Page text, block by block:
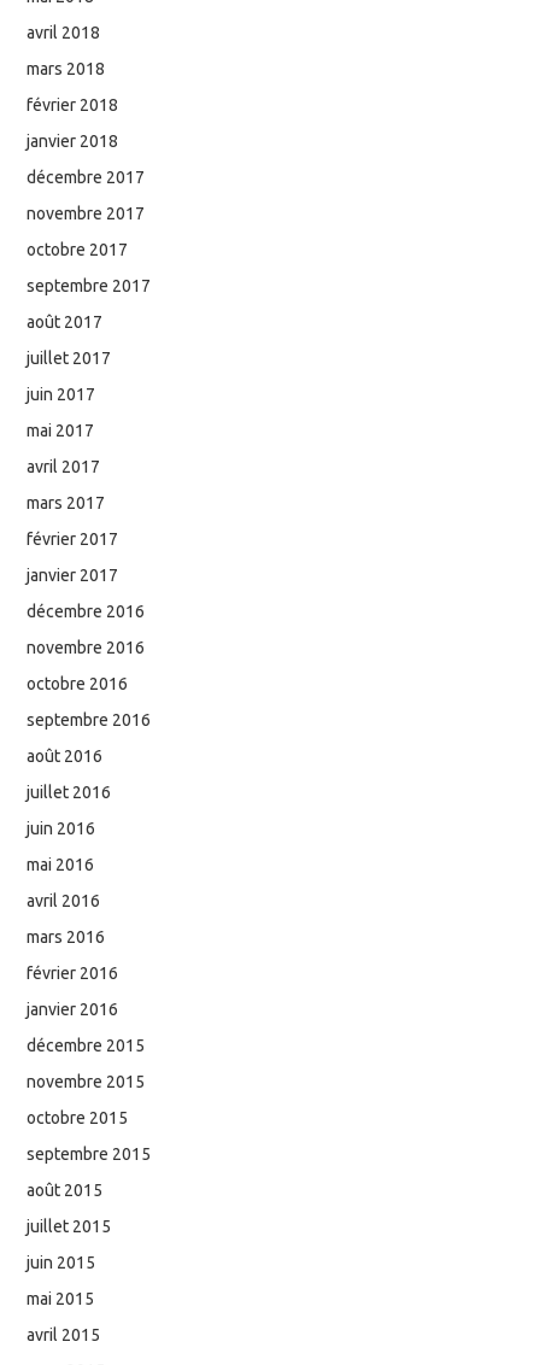
avril 2018
mars 2018
février 2018
janvier 2018
décembre 2017
novembre 2017
octobre 2017
septembre 2017
août 2017
juillet 2017
juin 2017
mai 2017
avril 2017
mars 2017
février 2017
janvier 2017
décembre 2016
novembre 2016
octobre 2016
septembre 2016
août 2016
juillet 2016
juin 2016
mai 2016
avril 2016
mars 2016
février 2016
janvier 2016
décembre 2015
novembre 2015
octobre 2015
septembre 2015
août 2015
juillet 2015
juin 2015
mai 2015
avril 2015